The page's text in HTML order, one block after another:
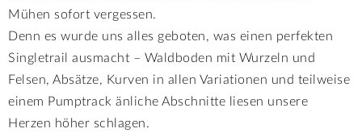
Mühen sofort vergessen.
Denn es wurde uns alles geboten, was einen perfekten
Singletrail ausmacht – Waldboden mit Wurzeln und
Felsen, Absätze, Kurven in allen Variationen und teilweise
einem Pumptrack änliche Abschnitte liesen unsere
Herzen höher schlagen.